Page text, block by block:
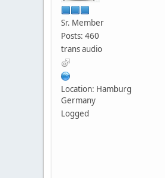
Sr. Member
Posts: 460
trans audio
Location: Hamburg
Germany
Logged